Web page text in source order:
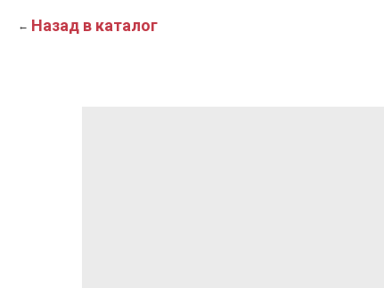
Назад в каталог